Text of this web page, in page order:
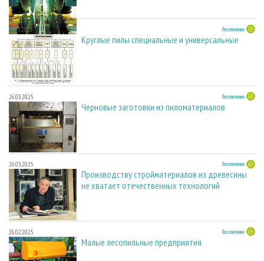
27.05.2025 Лесопиление
Круглые пилы специальные и универсальные
26.03.2025 Лесопиление
Черновые заготовки из пиломатериалов
26.03.2025 Лесопиление
Производству стройматериалов из древесины
не хватает отечественных технологий
26.02.2025 Лесопиление
Малые лесопильные предприятия